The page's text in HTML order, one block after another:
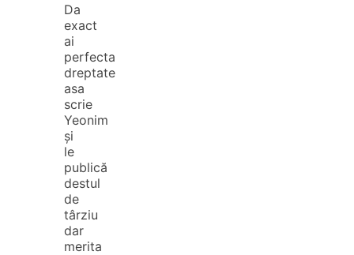
Da
exact
ai
perfecta
dreptate
asa
scrie
Yeonim
și
le
publică
destul
de
târziu
dar
merita